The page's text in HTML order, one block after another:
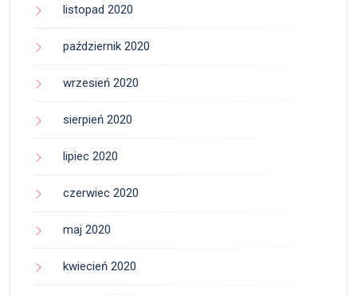
listopad 2020
październik 2020
wrzesień 2020
sierpień 2020
lipiec 2020
czerwiec 2020
maj 2020
kwiecień 2020